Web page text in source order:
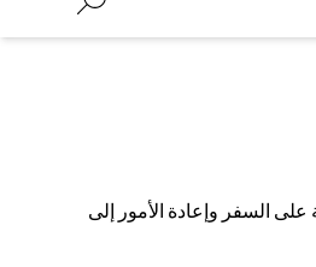
القيود المفروضة على السفر وإعادة الأمور إلى